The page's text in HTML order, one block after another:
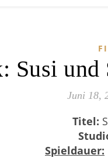
Susi und
Juni 18,
Titel:
Spieldauer: